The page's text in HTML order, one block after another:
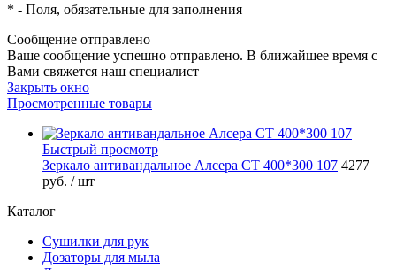
* - Поля, обязательные для заполнения
Сообщение отправлено
Ваше сообщение успешно отправлено. В ближайшее время с
Вами свяжется наш специалист
Закрыть окно
Просмотренные товары
Быстрый просмотр
Зеркало антивандальное Алсера СТ 400*300 107 4277
руб. / шт
Каталог
Сушилки для рук
Дозаторы для мыла